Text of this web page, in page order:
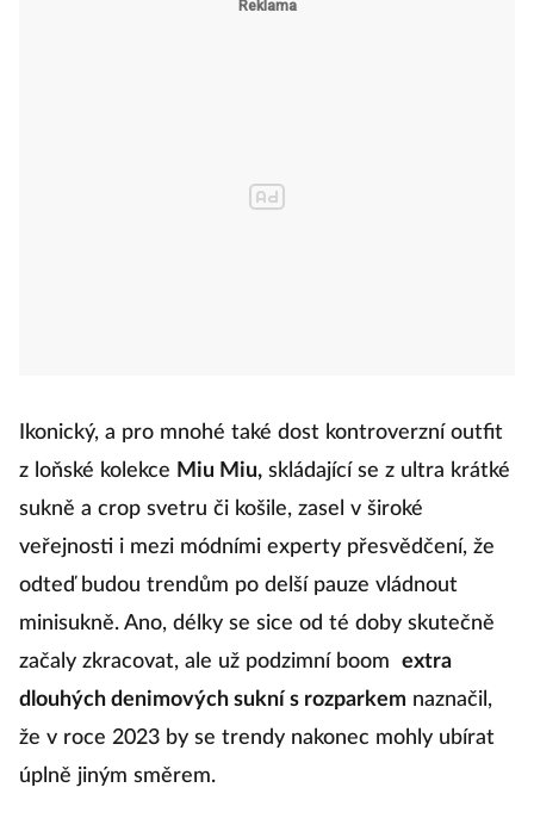
Ikonický, a pro mnohé také dost kontroverzní outfit
z loňské kolekce Miu Miu, skládající se z ultra krátké
sukně a crop svetru či košile, zasel v široké
veřejnosti i mezi módními experty přesvědčení, že
odteď budou trendům po delší pauze vládnout
minisukně. Ano, délky se sice od té doby skutečně
začaly zkracovat, ale už podzimní boom
extra
dlouhých denimových sukní s rozparkem naznačil,
že v roce 2023 by se trendy nakonec mohly ubírat
úplně jiným směrem.